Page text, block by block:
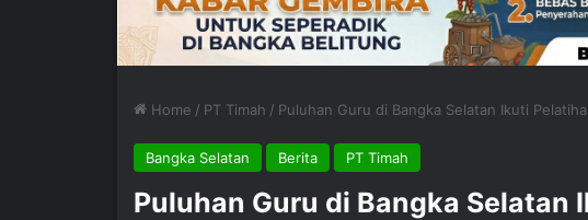
Home / PT Timah / Puluhan Guru di Bangka Selatan Ikuti
Bangka Selatan Berita PT Timah
Puluhan Guru di Bangka Selatan